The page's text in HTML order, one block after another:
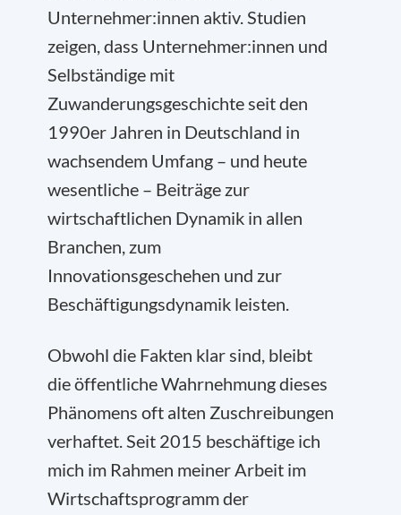
Unternehmer:innen aktiv. Studien
zeigen, dass Unternehmer:innen und
Selbständige mit
Zuwanderungsgeschichte seit den
1990er Jahren in Deutschland in
wachsendem Umfang – und heute
wesentliche – Beiträge zur
wirtschaftlichen Dynamik in allen
Branchen, zum
Innovationsgeschehen und zur
Beschäftigungsdynamik leisten.
Obwohl die Fakten klar sind, bleibt
die öffentliche Wahrnehmung dieses
Phänomens oft alten Zuschreibungen
verhaftet. Seit 2015 beschäftige ich
mich im Rahmen meiner Arbeit im
Wirtschaftsprogramm der